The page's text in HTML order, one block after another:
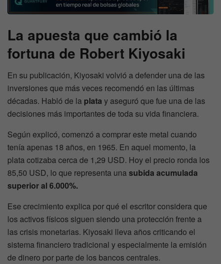
La apuesta que cambió la
fortuna de Robert Kiyosaki
En su publicación, Kiyosaki volvió a defender una de las
inversiones que más veces recomendó en las últimas
décadas. Habló de la plata y aseguró que fue una de las
decisiones más importantes de toda su vida financiera.
Según explicó, comenzó a comprar este metal cuando
tenía apenas 18 años, en 1965. En aquel momento, la
plata cotizaba cerca de 1,29 USD. Hoy el precio ronda los
85,50 USD, lo que representa unasubida acumulada
superior al 6.000%.
Ese crecimiento explica por qué el escritor considera que
los activos físicos siguen siendo una protección frente a
las crisis monetarias. Kiyosaki lleva años criticando el
sistema financiero tradicional y especialmente la emisión
de dinero por parte de los bancos centrales.